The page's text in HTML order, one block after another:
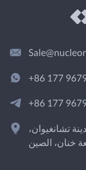
+86 177
+86 177
تشانغيوان،